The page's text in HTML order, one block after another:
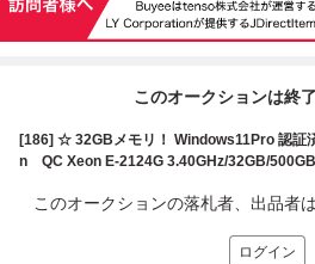
このオークションは終
[186] ☆ 32GBメモリ！ Windows11Pro 認
n QC Xeon E-2124G 3.40GHz/32GB/
このオークションの落札者、出品者
ログイン